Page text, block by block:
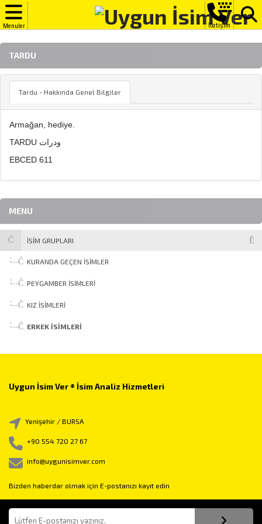
Menuler İletişim
TARDU
Tardu - Hakkında Genel Bilgiler
Armağan, hediye.
TARDU ودرات
EBCED 611
MENU
İSİM GRUPLARI
KURANDA GEÇEN İSIMLER
PEYGAMBER İSIMLERI
KIZ İSIMLERI
ERKEK İSIMLERI
Uygun İsim Ver ® İsim Analiz Hizmetleri
Yenişehir / BURSA
+90 554 720 27 67
info@uygunisimver.com
Bizden haberdar olmak için E-postanızı kayıt edin